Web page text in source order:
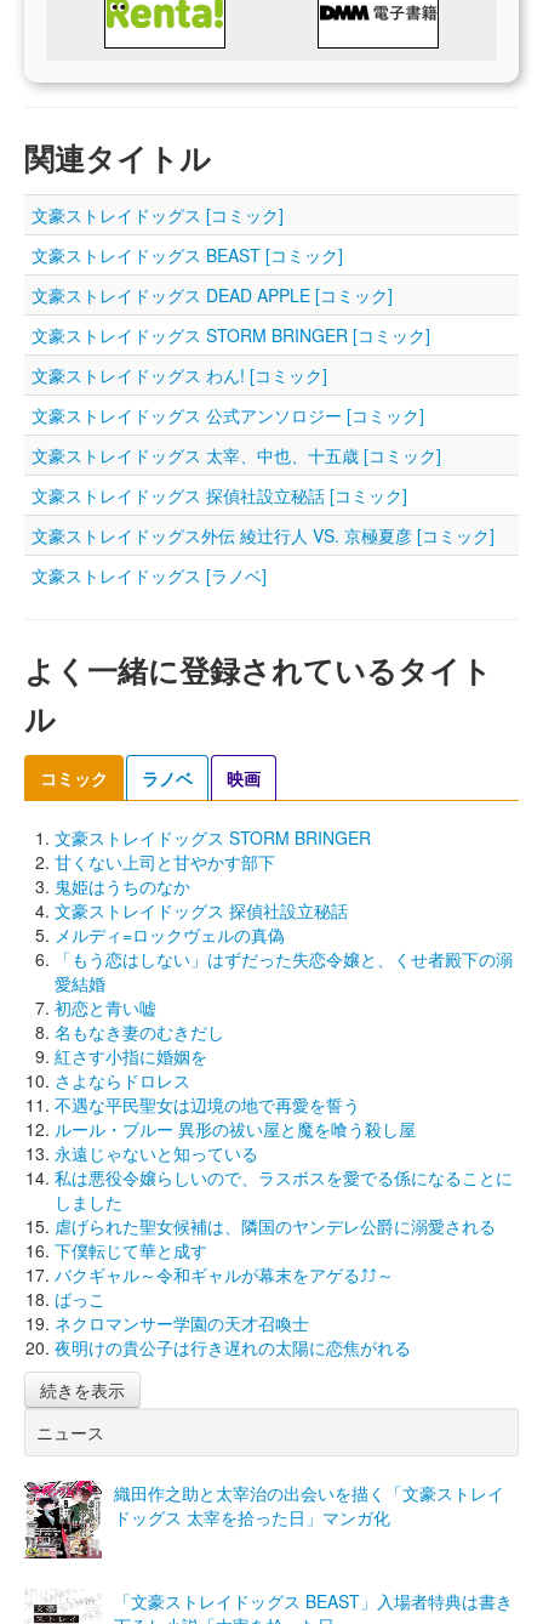
関連タイトル
文豪ストレイドッグス [コミック]
文豪ストレイドッグス BEAST [コミック]
文豪ストレイドッグス DEAD APPLE [コミック]
文豪ストレイドッグス STORM BRINGER [コミック]
文豪ストレイドッグス わん! [コミック]
文豪ストレイドッグス 公式アンソロジー [コミック]
文豪ストレイドッグス 太宰、中也、十五歳 [コミック]
文豪ストレイドッグス 探偵社設立秘話 [コミック]
文豪ストレイドッグス外伝 綾辻行人 VS. 京極夏彦 [コミック]
文豪ストレイドッグス [ラノベ]
よく一緒に登録されているタイト
ル
コミック ラノベ 映画
文豪ストレイドッグス STORM BRINGER
甘くない上司と甘やかす部下
鬼姫はうちのなか
文豪ストレイドッグス 探偵社設立秘話
メルディ=ロックヴェルの真偽
「もう恋はしない」はずだった失恋令嬢と、くせ者殿下の溺
愛結婚
初恋と青い嘘
名もなき妻のむきだし
紅さす小指に婚姻を
さよならドロレス
不遇な平民聖女は辺境の地で再愛を誓う
ルール・ブルー 異形の祓い屋と魔を喰う殺し屋
永遠じゃないと知っている
私は悪役令嬢らしいので、ラスボスを愛でる係になることに
しました
虐げられた聖女候補は、隣国のヤンデレ公爵に溺愛される
下僕転じて華と成す
バクギャル～令和ギャルが幕末をアゲる⤴⤴～
ばっこ
ネクロマンサー学園の天才召喚士
夜明けの貴公子は行き遅れの太陽に恋焦がれる
続きを表示
ニュース
織田作之助と太宰治の出会いを描く「文豪ストレイ
ドッグス 太宰を拾った日」マンガ化
「文豪ストレイドッグス BEAST」入場者特典は書き